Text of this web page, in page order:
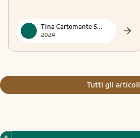
Tina Cartomante Sensitiva
2024
Tutti gli articoli